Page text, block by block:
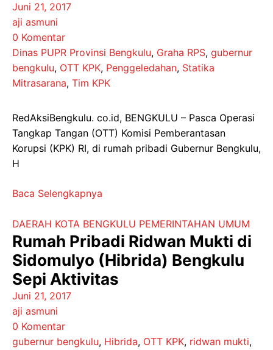
Juni 21, 2017
aji asmuni
0 Komentar
Dinas PUPR Provinsi Bengkulu, Graha RPS, gubernur
bengkulu, OTT KPK, Penggeledahan, Statika
Mitrasarana, Tim KPK
RedAksiBengkulu. co.id, BENGKULU – Pasca Operasi
Tangkap Tangan (OTT) Komisi Pemberantasan
Korupsi (KPK) RI, di rumah pribadi Gubernur Bengkulu,
H
Baca Selengkapnya
DAERAH KOTA BENGKULU PEMERINTAHAN UMUM
Rumah Pribadi Ridwan Mukti di
Sidomulyo (Hibrida) Bengkulu
Sepi Aktivitas
Juni 21, 2017
aji asmuni
0 Komentar
gubernur bengkulu, Hibrida, OTT KPK, ridwan mukti,